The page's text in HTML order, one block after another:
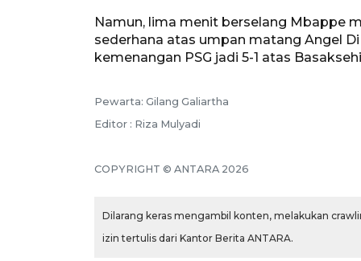
Namun, lima menit berselang Mbappe
sederhana atas umpan matang Angel
kemenangan PSG jadi 5-1 atas
Pewarta: Gilang Galiartha
Editor : Riza Mulyadi
COPYRIGHT © ANTARA 2026
Dilarang keras mengambil konten, melakukan
izin tertulis dari Kantor Berita ANTARA.